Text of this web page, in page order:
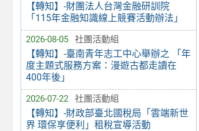
【轉知】-財團法人台灣金融研訓院
「115年金融知識線上競賽活動辦法」
2026-08-05 社團活動組
【轉知】-臺南青年志工中心舉辦之 「年
度主題式服務方案：漫遊古都走讀在
400年後」
2026-07-22 社團活動組
【轉知】-財政部臺北國稅局「雲端新世
界 環保享便利」租稅宣導活動